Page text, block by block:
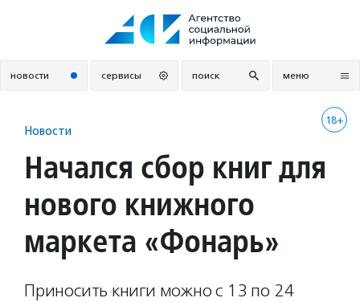
новости сервисы поиск меню
18+
Новости
Начался сбор книг для
нового книжного
маркета «Фонарь»
Приносить книги можно с 13 по 24